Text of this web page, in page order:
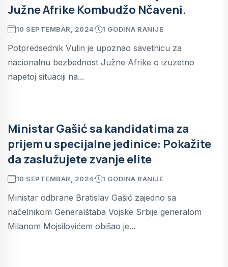
Južne Afrike Kombudžo Nčaveni.
10 SEPTEMBAR, 2024 1 GODINA RANIJE
Potpredsednik Vulin je upoznao savetnicu za
nacionalnu bezbednost Južne Afrike o izuzetno
napetoj situaciji na...
Ministar Gašić sa kandidatima za
prijem u specijalne jedinice: Pokažite
da zaslužujete zvanje elite
10 SEPTEMBAR, 2024 1 GODINA RANIJE
Ministar odbrane Bratislav Gašić zajedno sa
načelnikom Generalštaba Vojske Srbije generalom
Milanom Mojsilovićem obišao je...